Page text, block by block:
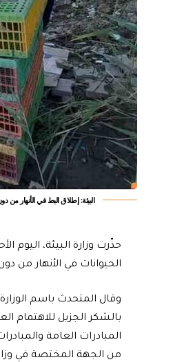
البيئة: إطلاق البط في الأنهار من
حذّرت وزارة البيئة، اليوم
الحيوانات في الأنهار من
وقال المتحدث باسم
بالشكر الجزيل للاهتمام
المبادرات العامة
من الجهة المختصة في